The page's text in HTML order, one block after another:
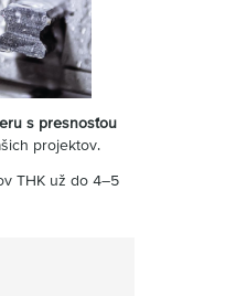
s presnosťou
projektov.
THK už do 4–5